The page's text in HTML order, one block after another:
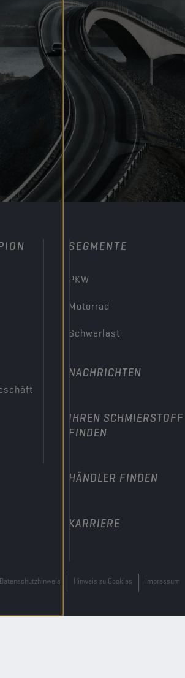
SEGMENTE
PKW
Motorrad
Schwerlast
NACHRICHTEN
IHREN SCHMIERSTOFF
FINDEN
HÄNDLER FINDEN
KARRIERE
Hinweis zu Cookies Impressum